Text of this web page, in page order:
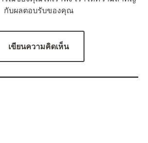
กับผลตอบรับของคุณ
เขียนความคิดเห็น